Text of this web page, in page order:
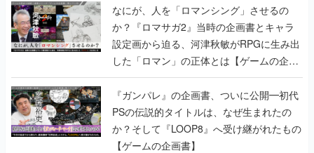
なにが、人を「ロマンシング」させるの
か？『ロマサガ2』当時の企画書とキャラ
設定画から迫る、河津秋敏がRPGに生み出
した「ロマン」の正体とは【ゲームの企画
書】
『ガンパレ』の企画書、ついに公開━初代
PSの伝説的タイトルは、なぜ生まれたの
か？そして『LOOP8』へ受け継がれたもの
【ゲームの企画書】